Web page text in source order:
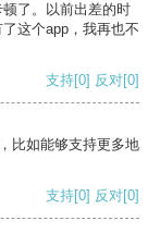
了。以前出差的时
这个app，我再也不
支持[0] 反对[0]
比如能够支持更多地
支持[0] 反对[0]